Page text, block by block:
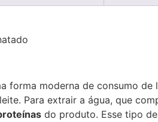
forma moderna de consumo
Para extrair a água, que
do produto. Esse tipo